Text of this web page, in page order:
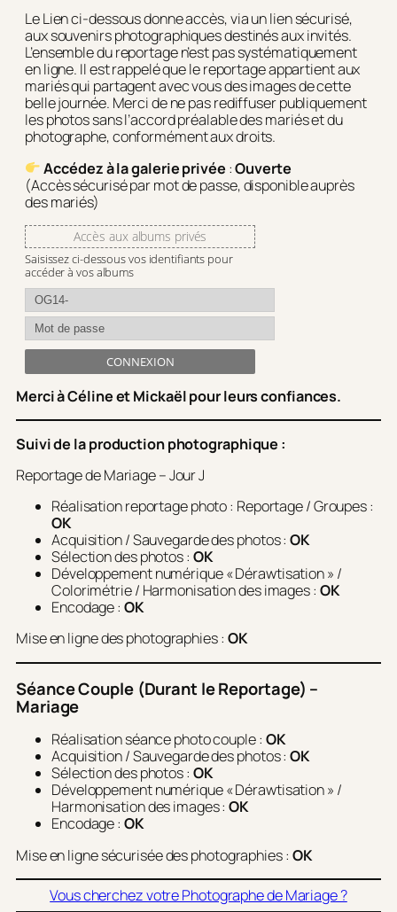
Le Lien ci-dessous donne accès, via un lien sécurisé,
aux souvenirs photographiques destinés aux invités.
L’ensemble du reportage n’est pas systématiquement
en ligne. Il est rappelé que le reportage appartient aux
mariés qui partagent avec vous des images de cette
belle journée. Merci de ne pas rediffuser publiquement
les photos sans l’accord préalable des mariés et du
photographe, conformément aux droits.
Accédez à la galerie privée :Ouverte
(Accès sécurisé par mot de passe, disponible auprès
des mariés)
Accès aux albums privés
Saisissez ci-dessous vos identifiants pour
accéder à vos albums
CONNEXION
Merci à Céline et Mickaël pour leurs confiances.
Suivi de la production photographique :
Reportage de Mariage – Jour J
Réalisation reportage photo : Reportage / Groupes :
OK
Acquisition / Sauvegarde des photos : OK
Sélection des photos : OK
Développement numérique « Dérawtisation » /
Colorimétrie / Harmonisation des images : OK
Encodage : OK
Mise en ligne des photographies : OK
Séance Couple (Durant le Reportage) –
Mariage
Réalisation séance photo couple : OK
Acquisition / Sauvegarde des photos : OK
Sélection des photos : OK
Développement numérique « Dérawtisation » /
Harmonisation des images : OK
Encodage : OK
Mise en ligne sécurisée des photographies : OK
Vous cherchez votre Photographe de Mariage ?